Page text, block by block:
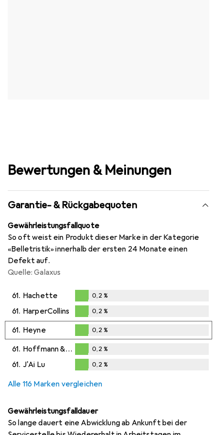
Bewertungen & Meinungen
Garantie- & Rückgabequoten
Gewährleistungsfallquote
So oft weist ein Produkt dieser Marke in der Kategorie
«Belletristik» innerhalb der ersten 24 Monate einen
Defekt auf.
Quelle: Galaxus
61. Hachette
0,2%
0,2 %
61. HarperCollins
0,2%
0,2 %
61. Heyne
0,2%
0,2 %
61. Hoffmann & Campe
0,2%
0,2 %
61. J'Ai Lu 0,2 %
Alle 116 Marken vergleichen
Gewährleistungsfalldauer
So lange dauert eine Abwicklung ab Ankunft bei der